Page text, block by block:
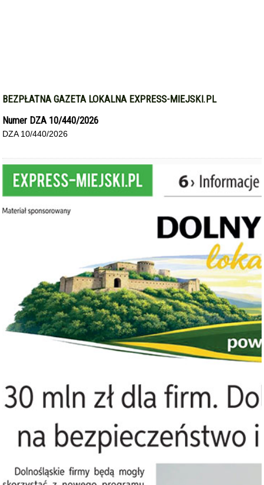
BEZPŁATNA GAZETA LOKALNA EXPRESS-MIEJSKI.PL
Numer DZA 10/440/2026
DZA 10/440/2026